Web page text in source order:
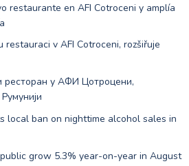
restaurante en AFI Cotroceni y amplía
v AFI Cotroceni, rozšiřuje
ресторан у АФИ Цотроцени,
local ban on nighttime alcohol sales in
grow 5.3% year-on-year in August